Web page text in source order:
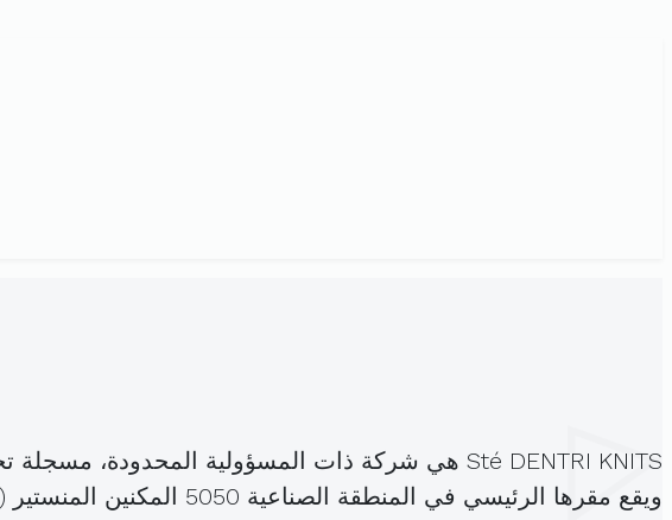
Sté DENTRI KNITS هي شركة ذات المسؤولية المحدودة، مسجلة تحت الهوية
ويقع مقرها الرئيسي في المنطقة الصناعية 5050 المكنين المنستير (